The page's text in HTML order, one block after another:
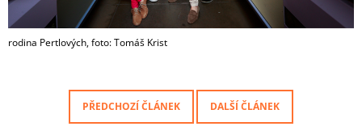
rodina Pertlových, foto: Tomáš Krist
PŘEDCHOZÍ ČLÁNEK DALŠÍ ČLÁNEK